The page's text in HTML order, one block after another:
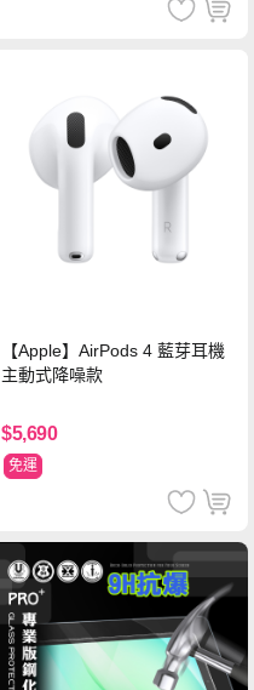
【Apple】AirPods 4 藍芽耳機
主動式降噪款
$5,690
免運